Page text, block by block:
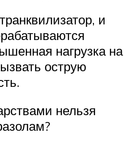
и
нагрузка на
острую
нельзя